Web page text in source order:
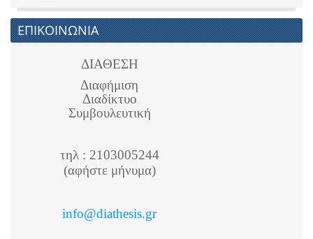
ΕΠΙΚΟΙΝΩΝΙΑ
ΔΙΑΘΕΣΗ
Διαφήμιση
Διαδίκτυο
Συμβουλευτική
τηλ : 2103005244
(αφήστε μήνυμα)
info@diathesis.gr